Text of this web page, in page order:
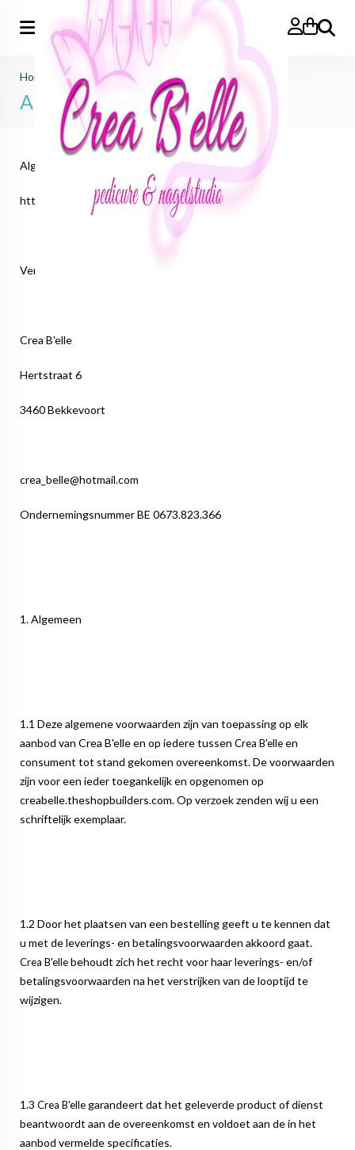
Zoeken
Home Algemene voorwaarden
Algemene voorwaarden
Algemene Voorwaarden WEBSHOP van Crea B'elle
http://creabelle.theshopbuilders.com
Versie geldig vanaf 1 februari 2018
Crea B'elle
Hertstraat 6
3460 Bekkevoort
crea_belle@hotmail.com
Ondernemingsnummer BE 0673.823.366
1. Algemeen
1.1 Deze algemene voorwaarden zijn van toepassing op elk
aanbod van Crea B'elle en op iedere tussen Crea B'elleen
consument tot stand gekomen overeenkomst. De voorwaarden
zijn voor een ieder toegankelijk en opgenomen op
creabelle.theshopbuilders.com. Op verzoek zenden wij u een
schriftelijk exemplaar.
1.2 Door het plaatsen van een bestelling geeft u te kennen dat
u met de leverings- en betalingsvoorwaarden akkoord gaat.
Crea B'ellebehoudt zich het recht voor haar leverings- en/of
betalingsvoorwaarden na het verstrijken van de looptijd te
wijzigen.
1.3 Crea B'ellegarandeert dat het geleverde product of dienst
beantwoordt aan de overeenkomst en voldoet aan de in het
aanbod vermelde specificaties.